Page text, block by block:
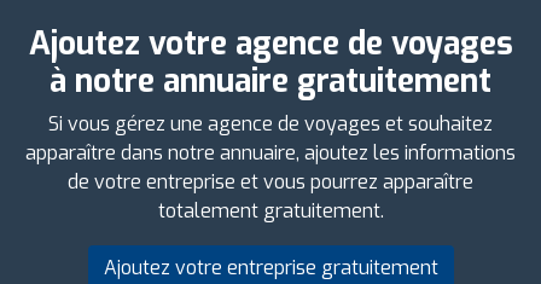
Ajoutez votre agence de voyages
à notre annuaire gratuitement
Si vous gérez une agence de voyages et souhaitez
apparaître dans notre annuaire, ajoutez les informations
de votre entreprise et vous pourrez apparaître
totalement gratuitement.
Ajoutez votre entreprise gratuitement